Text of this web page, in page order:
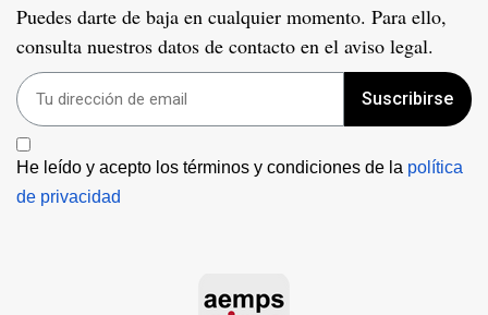
Puedes darte de baja en cualquier momento. Para ello,
consulta nuestros datos de contacto en el aviso legal.
Suscribirse
He leído y acepto los términos y condiciones de la política
de privacidad